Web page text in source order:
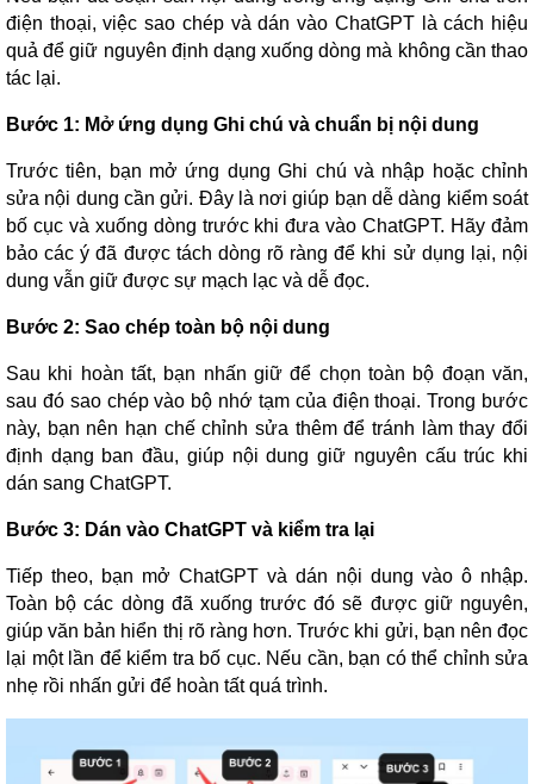
điện thoại, việc sao chép và dán vào ChatGPT là cách hiệu
quả để giữ nguyên định dạng xuống dòng mà không cần thao
tác lại.
Bước 1: Mở ứng dụng Ghi chú và chuẩn bị nội dung
Trước tiên, bạn mở ứng dụng Ghi chú và nhập hoặc chỉnh
sửa nội dung cần gửi. Đây là nơi giúp bạn dễ dàng kiểm soát
bố cục và xuống dòng trước khi đưa vào ChatGPT. Hãy đảm
bảo các ý đã được tách dòng rõ ràng để khi sử dụng lại, nội
dung vẫn giữ được sự mạch lạc và dễ đọc.
Bước 2: Sao chép toàn bộ nội dung
Sau khi hoàn tất, bạn nhấn giữ để chọn toàn bộ đoạn văn,
sau đó sao chép vào bộ nhớ tạm của điện thoại. Trong bước
này, bạn nên hạn chế chỉnh sửa thêm để tránh làm thay đổi
định dạng ban đầu, giúp nội dung giữ nguyên cấu trúc khi
dán sang ChatGPT.
Bước 3: Dán vào ChatGPT và kiểm tra lại
Tiếp theo, bạn mở ChatGPT và dán nội dung vào ô nhập.
Toàn bộ các dòng đã xuống trước đó sẽ được giữ nguyên,
giúp văn bản hiển thị rõ ràng hơn. Trước khi gửi, bạn nên đọc
lại một lần để kiểm tra bố cục. Nếu cần, bạn có thể chỉnh sửa
nhẹ rồi nhấn gửi để hoàn tất quá trình.